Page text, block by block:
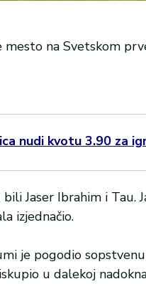
na Svetskom
nudi kvotu 3.90 za
Jaser Ibrahim i Tau.
izjednačio.
je pogodio
u dalekoj